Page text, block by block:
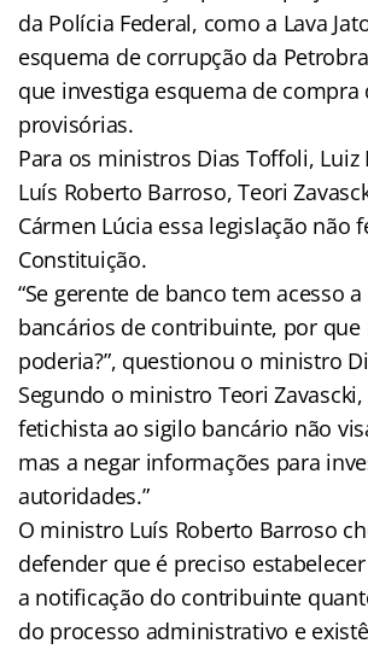
da Polícia Federal, como a Lava
esquema de corrupção da
que investiga esquema de compra
provisórias.
Para os ministros Dias Toffoli, Luiz
Luís Roberto Barroso, Teori
Cármen Lúcia essa legislação não
Constituição.
“Se gerente de banco tem acesso
bancários de contribuinte, por que
poderia?”, questionou o ministro
Segundo o ministro Teori Zavascki,
fetichista ao sigilo bancário não
mas a negar informações para
autoridades.”
O ministro Luís Roberto Barroso
defender que é preciso
a notificação do contribuinte
do processo administrativo e